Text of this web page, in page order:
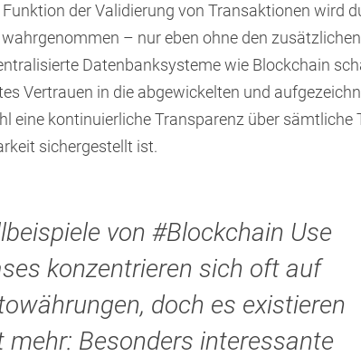
der Validierung von Transaktionen wird
– nur eben ohne den zusätzlichen
Datenbanksysteme wie Blockchain
Vertrauen in die abgewickelten und
eine kontinuierliche Transparenz über sämtliche
sichergestellt ist.
von #Blockchain Use
konzentrieren sich oft auf
doch es existieren
mehr: Besonders interessante